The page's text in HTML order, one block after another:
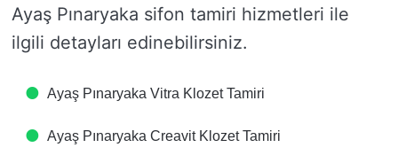
Ayaş Pınaryaka sifon tamiri hizmetleri ile
ilgili detayları edinebilirsiniz.
Ayaş Pınaryaka Vitra Klozet Tamiri
Ayaş Pınaryaka Creavit Klozet Tamiri